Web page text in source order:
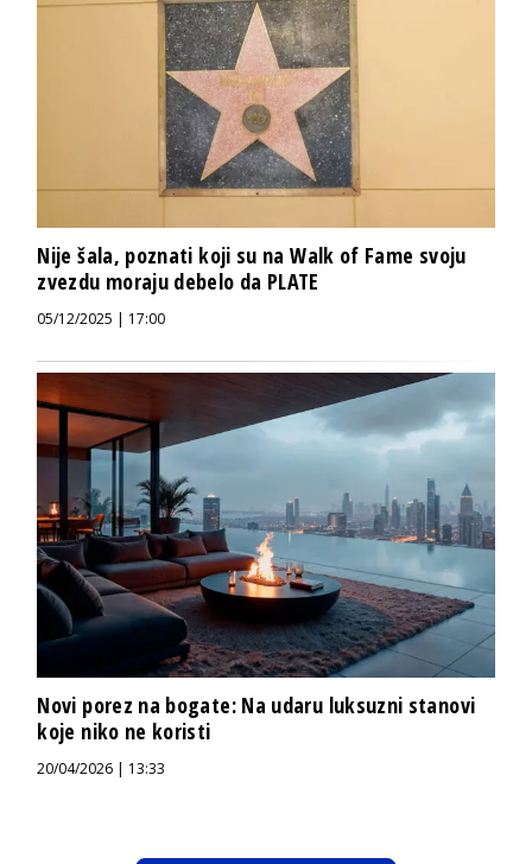
Nije šala, poznati koji su na Walk of Fame svoju
zvezdu moraju debelo da PLATE
05/12/2025 | 17:00
Novi porez na bogate: Na udaru luksuzni stanovi
koje niko ne koristi
20/04/2026 | 13:33